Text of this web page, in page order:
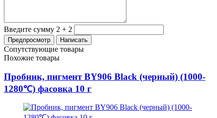
Введите сумму 2 + 2
Сопутствующие товары
Похожие товары
Пробник, пигмент BY906 Black (черный) (1000-
1280℃) фасовка 10 г